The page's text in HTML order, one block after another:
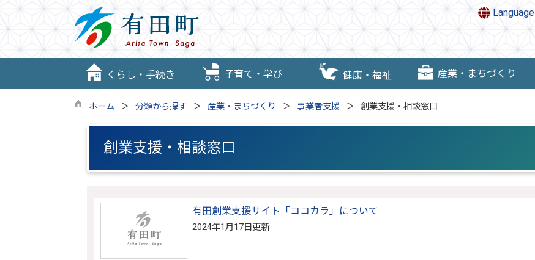
Language
くらし・手続き 子育て・学び 健康・福祉 産業・まちづくり
ホーム 分類から探す 産業・まちづくり 事業者支援 創業支援・相談窓口
創業支援・相談窓口
有田創業支援サイト「ココカラ」について
2024年1月17日更新